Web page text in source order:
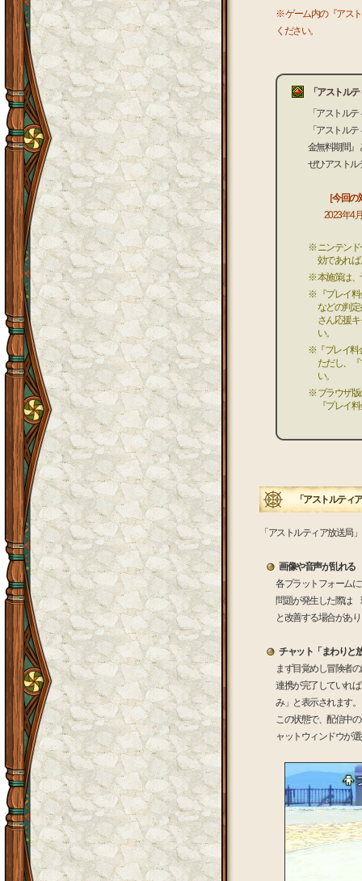
※ ゲーム内の『アス
ください。
「アストル
「アストル
「アストル
金無料期間』
ぜひアストル
［今回
2023年4
※ ニンテンド
効であれ
※ 本施策は、
※ 『プレイ料
などの判
さん応援
い。
※『プレイ料
ただし、
い。
※ ブラウザ版
『プレイ
「アストルティ
「アストルティア放送局
画像や音声が乱れる
各プラットフォーム
問題が発生した際は
と改善する場合があ
チャット「まわりと
まず目覚めし冒険者
連携が完了していれ
み」と表示されます。
この状態で、配信中
ャットウィンドウが